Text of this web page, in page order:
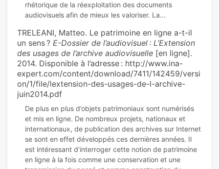
rhétorique de la réexploitation des documents
TRELEANI, Matteo. Le patrimoine en ligne a-t-il
un sens ? E-Dossier de l’audiovisuel : L’Extension
des usages de l’archive audiovisuelle [en ligne].
2014. Disponible à l’adresse : http://www.ina-
expert.com/content/download/7411/142459/versi
on/1/file/lextension-des-usages-de-l-archive-
juin2014.pdf
De plus en plus d’objets patrimoniaux sont numérisés
et mis en ligne. De nombreux projets, nationaux et
internationaux, de publication des archives sur Internet
se sont en effet développés ces dernières années. Il
est intéressant d’interroger cette notion de patrimoine
en ligne à la fois comme une conservation et une